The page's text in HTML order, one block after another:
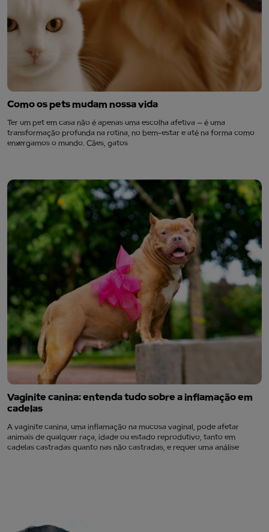
Como os pets mudam nossa vida
Ter um pet em casa não é apenas uma escolha afetiva — é uma
transformação profunda na rotina, no bem-estar e até na forma como
enxergamos o mundo. Cães, gatos
Vaginite canina: entenda tudo sobre a inflamação em
cadelas
A vaginite canina, uma inflamação na mucosa vaginal, pode afetar
animais de qualquer raça, idade ou estado reprodutivo, tanto em
cadelas castradas quanto nas não castradas, e requer uma análise